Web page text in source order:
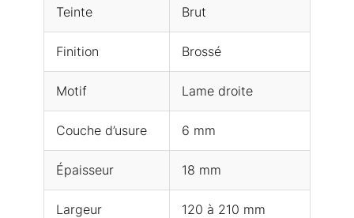
Teinte Brut
Finition Brossé
Motif Lame droite
Couche d’usure 6 mm
Épaisseur 18 mm
Largeur 120 à 210 mm